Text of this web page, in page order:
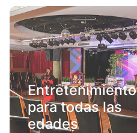
Entretenimiento
para todas las
edades